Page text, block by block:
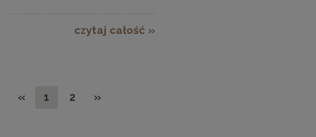
czytaj całość »
« 1 2 »